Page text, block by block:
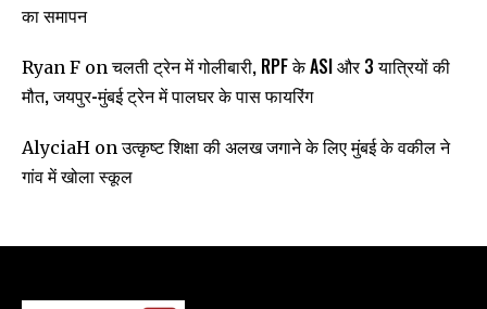
का समापन
Ryan F onचलती ट्रेन में गोलीबारी, RPF के ASI और 3 यात्रियों की
मौत, जयपुर-मुंबई ट्रेन में पालघर के पास फायरिंग
AlyciaH onउत्कृष्ट शिक्षा की अलख जगाने के लिए मुंबई के वकील ने
गांव में खोला स्कूल